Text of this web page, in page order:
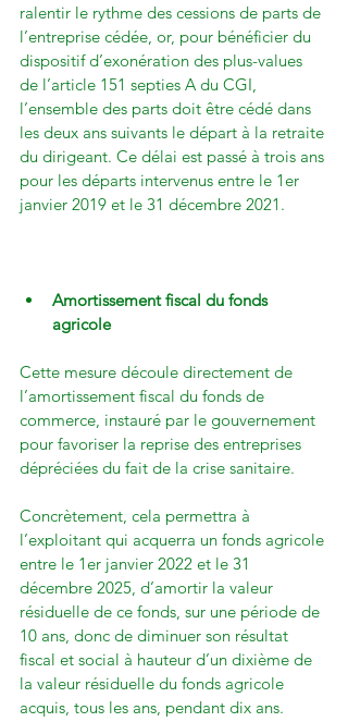
ralentir le rythme des cessions de parts de
l’entreprise cédée, or, pour bénéficier du
dispositif d’exonération des plus-values
de l’article 151 septies A du CGI,
l’ensemble des parts doit être cédé dans
les deux ans suivants le départ à la retraite
du dirigeant. Ce délai est passé à trois ans
pour les départs intervenus entre le 1er
janvier 2019 et le 31 décembre 2021.
Amortissement fiscal du fonds
agricole
Cette mesure découle directement de
l’amortissement fiscal du fonds de
commerce, instauré par le gouvernement
pour favoriser la reprise des entreprises
dépréciées du fait de la crise sanitaire.
Concrètement, cela permettra à
l’exploitant qui acquerra un fonds agricole
entre le 1er janvier 2022 et le 31
décembre 2025, d’amortir la valeur
résiduelle de ce fonds, sur une période de
10 ans, donc de diminuer son résultat
fiscal et social à hauteur d’un dixième de
la valeur résiduelle du fonds agricole
acquis, tous les ans, pendant dix ans.